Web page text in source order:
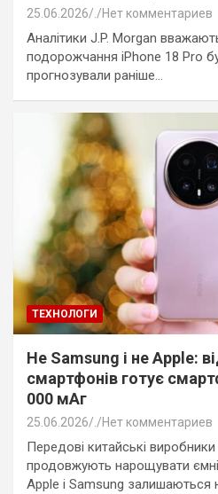
25.06.2026 Нет комментариев
Аналітики J.P. Morgan
подорожчання iPhone 18 Pro
прогнозували раніше…
ТЕХНОЛОГИ
Не Samsung і не Apple:
смартфонів готує
000 мАг
25.06.2026 . Нет комментариев
Передові китайські
продовжують нарощувати
Apple і Samsung залишаються